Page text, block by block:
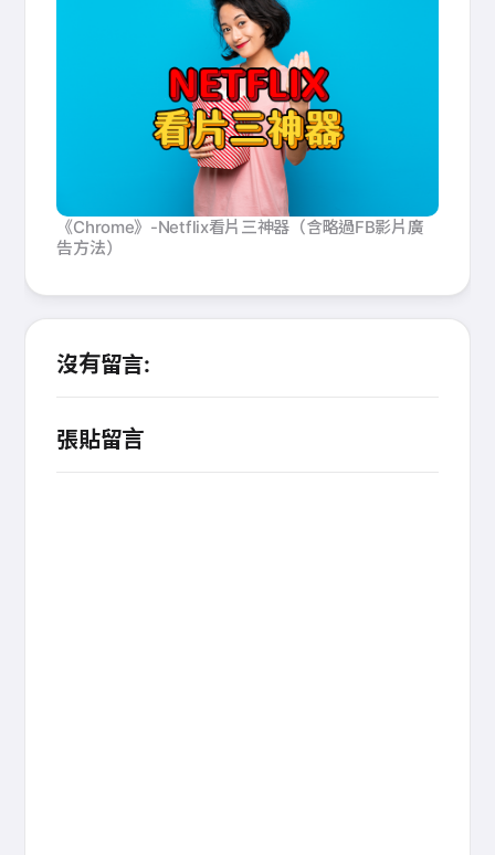
《Chrome》-Netflix看片三神器（含略過FB影片廣
告方法）
沒有留言:
張貼留言